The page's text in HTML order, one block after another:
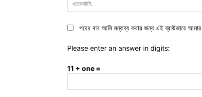
পরের বার আমি মন্তব্য করার জন্য এই ব্রাউজারে
Please enter an answer in digits:
11 + one =